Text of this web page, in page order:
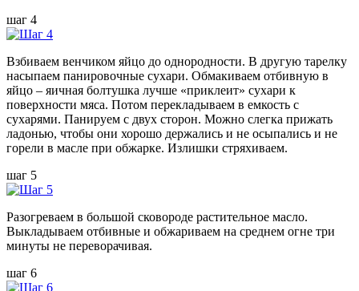
шаг 4
Взбиваем венчиком яйцо до однородности. В другую тарелку
насыпаем панировочные сухари. Обмакиваем отбивную в
яйцо – яичная болтушка лучше «приклеит» сухари к
поверхности мяса. Потом перекладываем в емкость с
сухарями. Панируем с двух сторон. Можно слегка прижать
ладонью, чтобы они хорошо держались и не осыпались и не
горели в масле при обжарке. Излишки стряхиваем.
шаг 5
Разогреваем в большой сковороде растительное масло.
Выкладываем отбивные и обжариваем на среднем огне три
минуты не переворачивая.
шаг 6